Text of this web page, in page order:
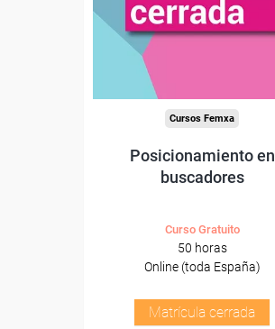
Cursos Femxa
Posicionamiento en
buscadores
Curso Gratuito
50 horas
Online (toda España)
Matrícula cerrada